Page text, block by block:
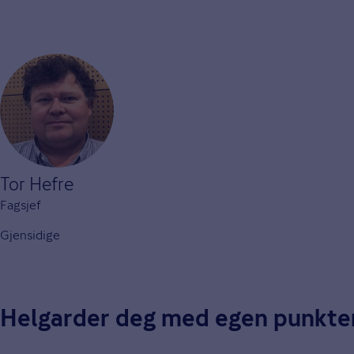
Tor Hefre
Fagsjef
Gjensidige
Helgarder deg med egen